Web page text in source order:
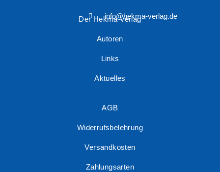
info@hekma-verlag.de
Der Hekma Verlag
Autoren
Links
Aktuelles
AGB
Widerrufsbelehrung
Versandkosten
Zahlungsarten